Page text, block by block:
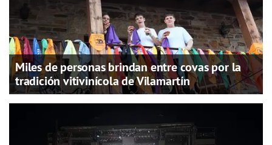
Miles de personas brindan entre covas por la
tradición vitivinícola de Vilamartín